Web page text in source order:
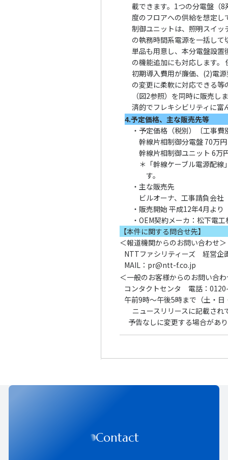
載できます。1つの分電盤（
度のフロアへの供給を想定し
制御ユニットは、照明スイ
の執務時間系電源を一括し
単品も用意し、本分電盤設
の機能追加にも対応します
初期導入費用が廉価、(2)電
の変更に柔軟に対応できる
（図2参照）を同時に販売し
済的でフレキシビリティに
4.予定価格、主な販売先等
・ 予定価格（税別）〔工事費
幹線片相制御分電盤 70万
幹線片相制御ユニット 6万
＊ 「幹線ケーブル電源配
す。
・主な販売先
ビルオーナ、工事請負会社
・ 販売開始 平成12年4月より
・OEM契約メーカ：松下電
【本件に関する問合せ先】
＜報道機関からのお問い合わせ＞
NTTファシリティーズ 経営企
MAIL：pr@ntt-f.co.jp
＜一般のお客様からのお問い合
コンタクトセンタ 電話：
午前9時～午後5時まで（土・
ニュースリリースに記載さ
予告なしに変更する場合があ
Contact